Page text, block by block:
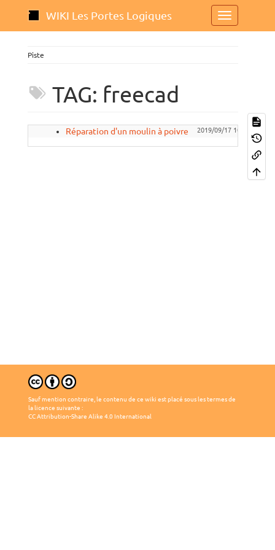
WIKI Les Portes Logiques
Piste
TAG: freecad
Réparation d'un moulin à poivre 2019/09/17 10:27
Sauf mention contraire, le contenu de ce wiki est placé sous les termes de
la licence suivante :
CC Attribution-Share Alike 4.0 International